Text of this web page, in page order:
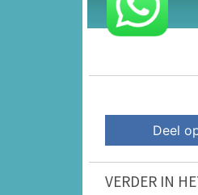
Deel
VERDER IN